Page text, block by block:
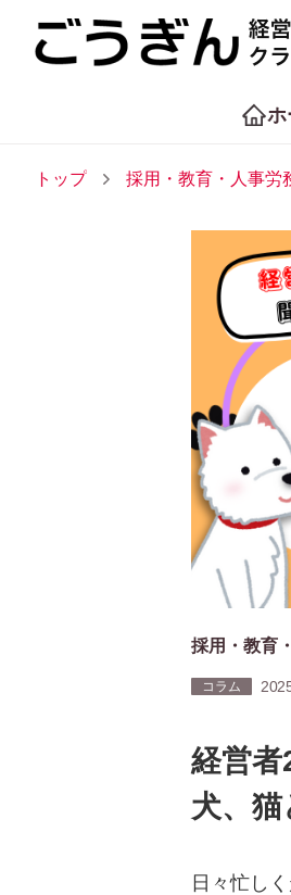
ホ
トップ 採用・教育・人事労
採用・教育
コラム
経営
犬、
日々忙し